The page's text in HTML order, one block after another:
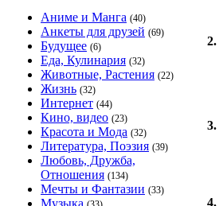
Аниме и Манга (40)
Анкеты для друзей (69)
Будущее (6)
Еда, Кулинария (32)
Животные, Растения (22)
Жизнь (32)
Интернет (44)
Кино, видео (23)
Красота и Мода (32)
Литература, Поэзия (39)
Любовь, Дружба,
Отношения (134)
Мечты и Фантазии (33)
Музыка
2.
3.
4.